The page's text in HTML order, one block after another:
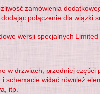
zamówienia
połączenie dla wiązki
wersji specjalnych Limited
w drzwiach, przedniej
widać również
itp.